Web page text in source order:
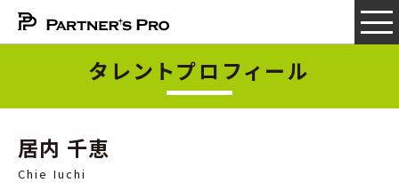
タレントプロフィール
居内 千恵
Chie Iuchi